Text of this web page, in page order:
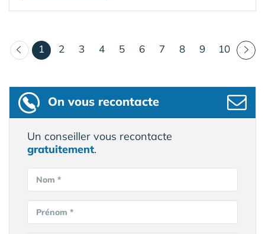
1 (courant)
2 3 4 5 6 7 8 9 10
On vous recontacte
Un conseiller vous recontacte
gratuitement.
Nom *
Prénom *